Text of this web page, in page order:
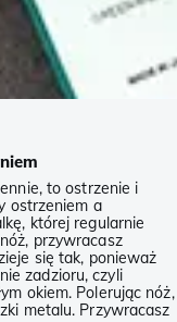
to ostrzenie i
ostrzeniem a
której regularnie
przywracasz
się tak, ponieważ
zadzioru, czyli
okiem. Polerując nóż,
metalu. Przywracasz